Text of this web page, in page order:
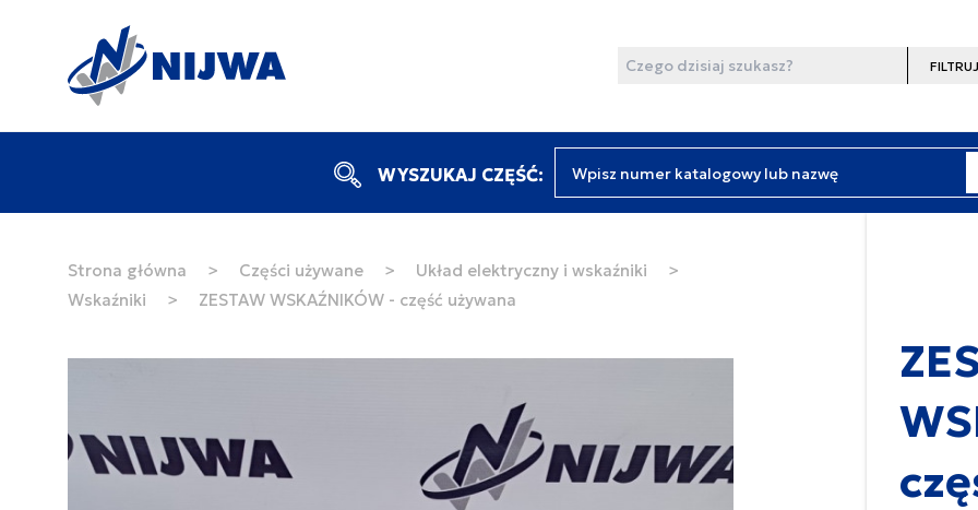
Wyszukaj
Filtruj
WYSZUKAJ CZĘŚĆ:
Strona główna > Części używane > Układ elektryczny i wskaźniki
>
Wskaźniki
> ZESTAW WSKAŹNIKÓW - część używana